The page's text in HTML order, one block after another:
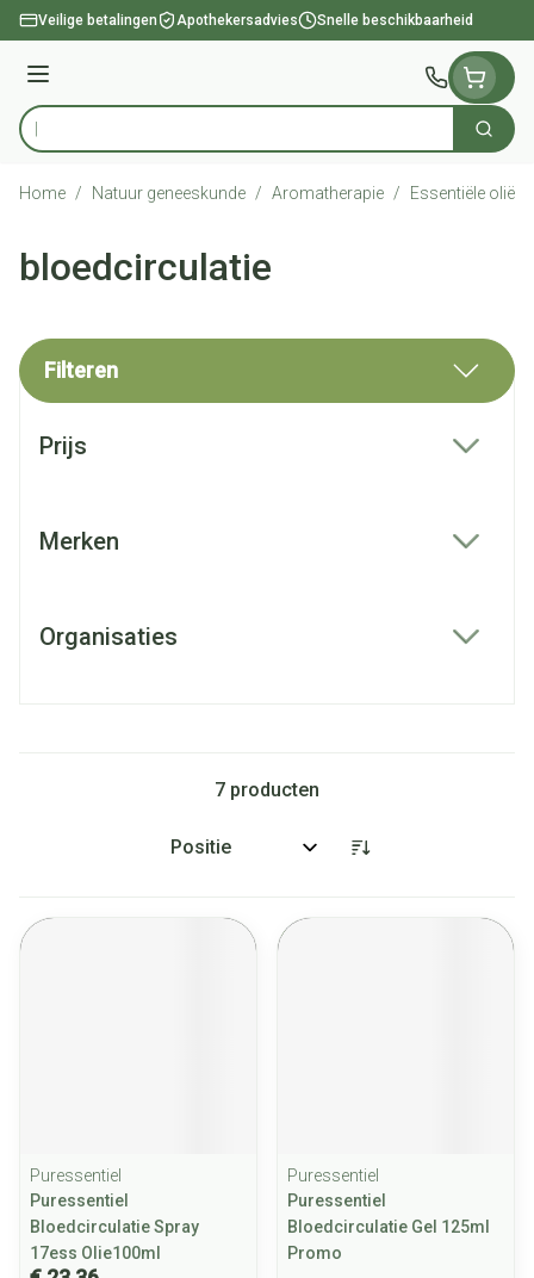
Ga naar de inhoud
Veilige betalingen Apothekersadvies Snelle beschikbaarheid
Menu
Product, merk, categorie... Zoek
Home / Natuur geneeskunde / Aromatherapie / Essentiële oliën
bloedcirculatie
Filteren
Prijs
Merken
Organisaties
7 producten
Sorteer op:
Puressentiel
Puressentiel
Bloedcirculatie Spray
17ess Olie100ml
Puressentiel
Puressentiel
Bloedcirculatie Gel 125ml
Promo